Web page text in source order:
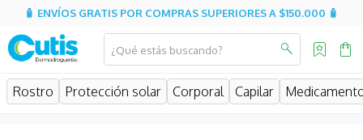
🧴 ENVÍOS GRATIS POR COMPRAS SUPERIORES A $150.000 🧴
¿Qué estás buscando?
Rostro Protección solar Corporal Capilar
MÁS BUSCADOS